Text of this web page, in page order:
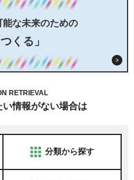
な未来のための
くる」
RETRIEVAL
情報がない場合は
分類から探す